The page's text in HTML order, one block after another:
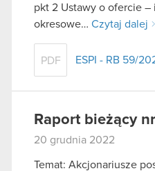
pkt 2 Ustawy o ofercie
okresowe… Czytaj dalej
PDF ESPI - RB 59/
Raport bieżący
20 grudnia 2022
Temat: Akcjonariusze